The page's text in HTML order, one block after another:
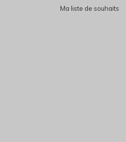
Ma liste de souhaits